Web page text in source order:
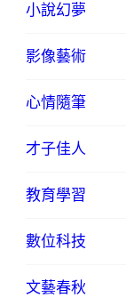
小說幻夢
影像藝術
心情隨筆
才子佳人
教育學習
數位科技
文藝春秋